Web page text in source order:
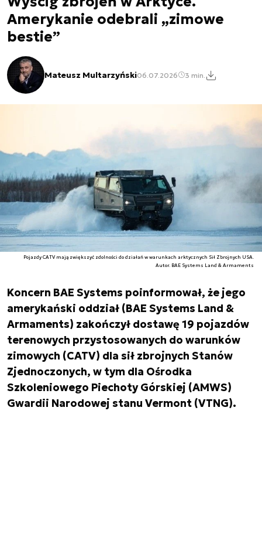
Amerykanie odebrali „zimowe
bestie”
Mateusz Multarzyński06.07.2026 3 min.
Pojazdy CATV mają zwiększyć zdolności do działań w warunkach arktycznych Sił Zbrojnych USA.
Autor. BAE Systems Land & Armaments
Koncern BAE Systems poinformował, że jego
amerykański oddział (BAE Systems Land &
Armaments) zakończył dostawę 19 pojazdów
terenowych przystosowanych do warunków
zimowych (CATV) dla sił zbrojnych Stanów
Zjednoczonych, w tym dla Ośrodka
Szkoleniowego Piechoty Górskiej (AMWS)
Gwardii Narodowej stanu Vermont (VTNG).